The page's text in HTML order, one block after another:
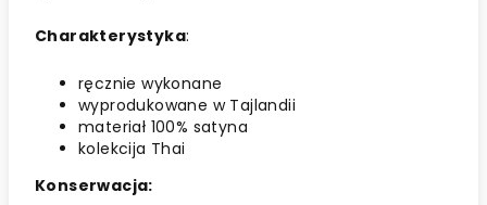
Charakterystyka:
ręcznie wykonane
wyprodukowane w Tajlandii
materiał 100% satyna
kolekcija Thai
Konserwacja: